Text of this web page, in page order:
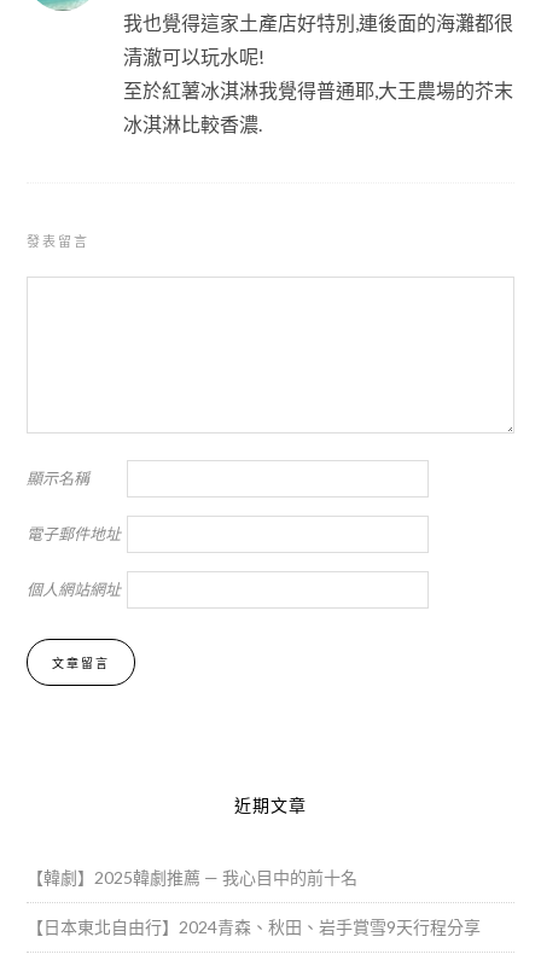
我也覺得這家土產店好特別,連後面的海灘都很
清澈可以玩水呢!
至於紅薯冰淇淋我覺得普通耶,大王農場的芥末
冰淇淋比較香濃.
發表留言
顯示名稱
電子郵件地址
個人網站網址
近期文章
【韓劇】2025韓劇推薦 — 我心目中的前十名
【日本東北自由行】2024青森、秋田、岩手賞雪9天行程分享